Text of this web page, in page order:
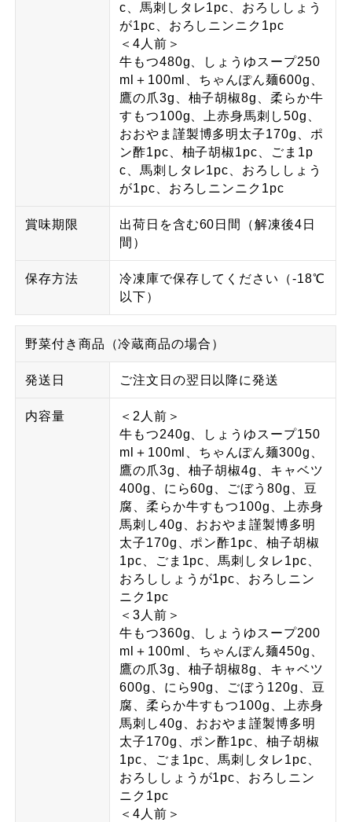
c、馬刺しタレ1pc、おろししょう
が1pc、おろしニンニク1pc
＜4人前＞
牛もつ480g、しょうゆスープ250
ml＋100ml、ちゃんぽん麺600g、
鷹の爪3g、柚子胡椒8g、柔らか牛
すもつ100g、上赤身馬刺し50g、
おおやま謹製博多明太子170g、ポ
ン酢1pc、柚子胡椒1pc、ごま1p
c、馬刺しタレ1pc、おろししょう
が1pc、おろしニンニク1pc
賞味期限
出荷日を含む60日間（解凍後4日
間）
保存方法
冷凍庫で保存してください（-18℃
以下）
野菜付き商品（冷蔵商品の場合）
発送日 ご注文日の翌日以降に発送
内容量
＜2人前＞
牛もつ240g、しょうゆスープ150
ml＋100ml、ちゃんぽん麺300g、
鷹の爪3g、柚子胡椒4g、キャベツ
400g、にら60g、ごぼう80g、豆
腐、柔らか牛すもつ100g、上赤身
馬刺し40g、おおやま謹製博多明
太子170g、ポン酢1pc、柚子胡椒
1pc、ごま1pc、馬刺しタレ1pc、
おろししょうが1pc、おろしニン
ニク1pc
＜3人前＞
牛もつ360g、しょうゆスープ200
ml＋100ml、ちゃんぽん麺450g、
鷹の爪3g、柚子胡椒8g、キャベツ
600g、にら90g、ごぼう120g、豆
腐、柔らか牛すもつ100g、上赤身
馬刺し40g、おおやま謹製博多明
太子170g、ポン酢1pc、柚子胡椒
1pc、ごま1pc、馬刺しタレ1pc、
おろししょうが1pc、おろしニン
ニク1pc
＜4人前＞